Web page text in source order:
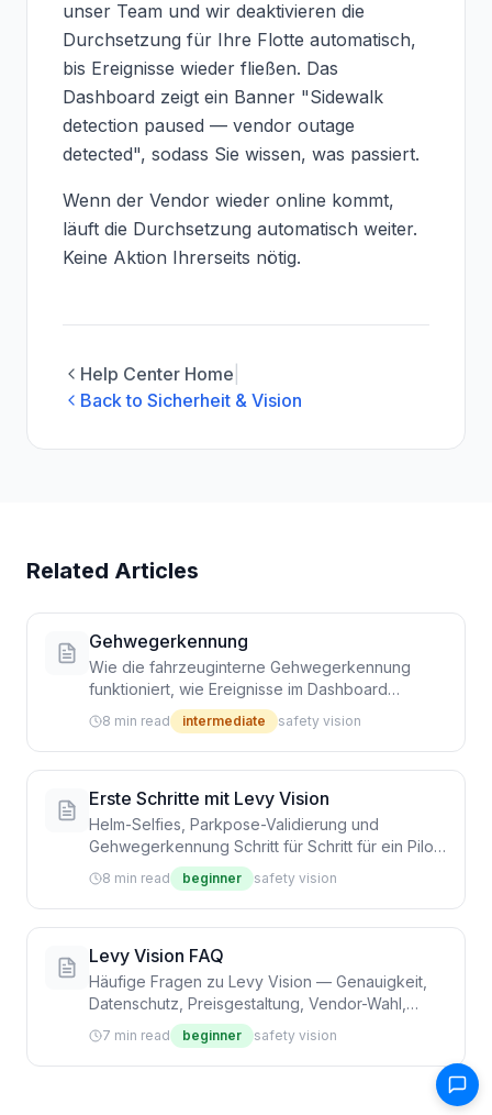
unser Team und wir deaktivieren die
Durchsetzung für Ihre Flotte automatisch,
bis Ereignisse wieder fließen. Das
Dashboard zeigt ein Banner "Sidewalk
detection paused — vendor outage
detected", sodass Sie wissen, was passiert.
Wenn der Vendor wieder online kommt,
läuft die Durchsetzung automatisch weiter.
Keine Aktion Ihrerseits nötig.
Help Center Home
Back to Sicherheit & Vision
Related Articles
Gehwegerkennung
Wie die fahrzeuginterne Gehwegerkennung
funktioniert, wie Ereignisse im Dashboard
aussehen und wie Sie Schwellenwerte und
Geofence-Overrides konfigurieren
8 min read intermediate safety vision
Erste Schritte mit Levy Vision
Helm-Selfies, Parkpose-Validierung und
Gehwegerkennung Schritt für Schritt für ein Pilot-
Unterkonto aktivieren
8 min read beginner safety vision
Levy Vision FAQ
Häufige Fragen zu Levy Vision — Genauigkeit,
Datenschutz, Preisgestaltung, Vendor-Wahl,
Stadt-Compliance und Fahrererfahrung
7 min read beginner safety vision